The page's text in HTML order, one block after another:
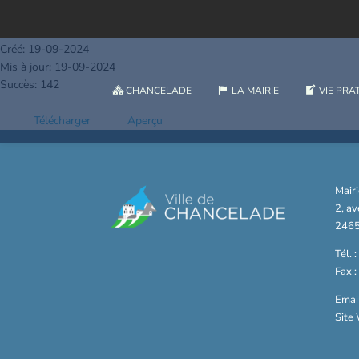
CHANCELADE LA MAIRIE VIE
Créé: 19-09-2024
Mis à jour: 19-09-2024
Succès: 142
Télécharger Aperçu
2,
Tél.
Fax
Site